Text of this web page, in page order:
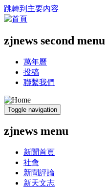
跳轉到主要內容
zjnews second menu
萬年曆
投稿
聯繫我們
Toggle navigation
zjnews menu
新聞首頁
社會
新聞評論
新天文志